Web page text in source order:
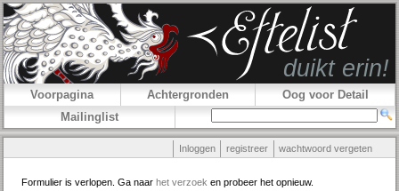
Voorpagina Achtergronden
Oog voor Detail
Mailinglist
Inloggen registreer wachtwoord vergeten
Formulier is verlopen. Ga naar het verzoek en probeer het opnieuw.